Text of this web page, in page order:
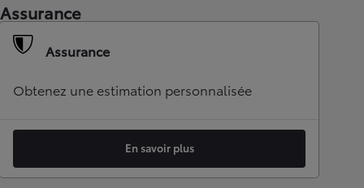
Assurance
Assurance
Obtenez une estimation personnalisée
En savoir plus